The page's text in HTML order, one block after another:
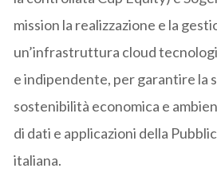
mission la realizzazione e la
un’infrastruttura cloud
e indipendente, per garantire la
sostenibilità economica e
di dati e applicazioni della
italiana.